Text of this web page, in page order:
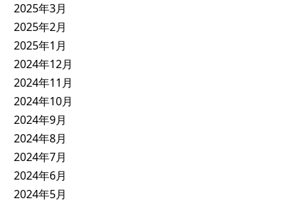
2025年3月
2025年2月
2025年1月
2024年12月
2024年11月
2024年10月
2024年9月
2024年8月
2024年7月
2024年6月
2024年5月